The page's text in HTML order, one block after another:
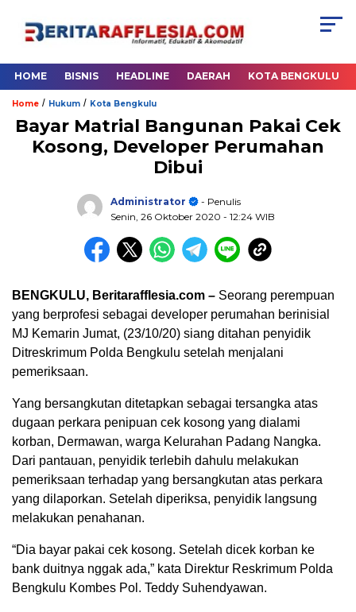
HOME BISNIS HEADLINE DAERAH KOTA BENGKULU
Home / Hukum / Kota Bengkulu
Bayar Matrial Bangunan Pakai Cek
Kosong, Developer Perumahan
Dibui
Administrator
- Penulis
Senin, 26 Oktober 2020 - 12:24 WIB
BENGKULU, Beritarafflesia.com – Seorang perempuan
yang berprofesi sebagai developer perumahan berinisial
MJ Kemarin Jumat, (23/10/20) siang ditahan penyidik
Ditreskrimum Polda Bengkulu setelah menjalani
pemeriksaan.
Yang bersangkutan ditetapkan sebagai tersangka atas
dugaan perkara penipuan cek kosong yang dialami
korban, Dermawan, warga Kelurahan Padang Nangka.
Dari pantauan, penyidik terlebih dahulu melakukan
pemeriksaan terhadap yang bersangkutan atas perkara
yang dilaporkan. Setelah diperiksa, penyidik langsung
melakukan penahanan.
“Dia bayar pakai cek kosong. Setelah dicek korban ke
bank duitnya nggak ada,” kata Direktur Reskrimum Polda
Bengkulu Kombes Pol. Teddy Suhendyawan.